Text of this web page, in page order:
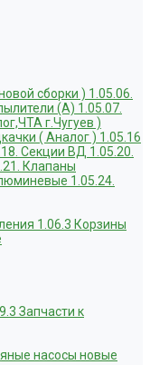
сборки ) 1.05.06.
(А) 1.05.07.
г.Чугуев )
( Аналог ) 1.05.16
Секции ВД 1.05.20.
Клапаны
1.05.24.
1.06.3 Корзины
Запчасти к
насосы новые